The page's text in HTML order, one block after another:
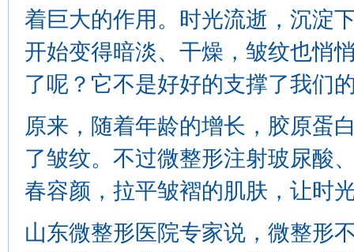
着巨大的作用。时光流逝，沉淀
开始变得暗淡、干燥，皱纹也悄
了呢？它不是好好的支撑了我们
原来，随着年龄的增长，胶原蛋
了皱纹。不过微整形注射玻尿酸
春容颜，拉平皱褶的肌肤，让时
山东微整形医院专家说，微整形